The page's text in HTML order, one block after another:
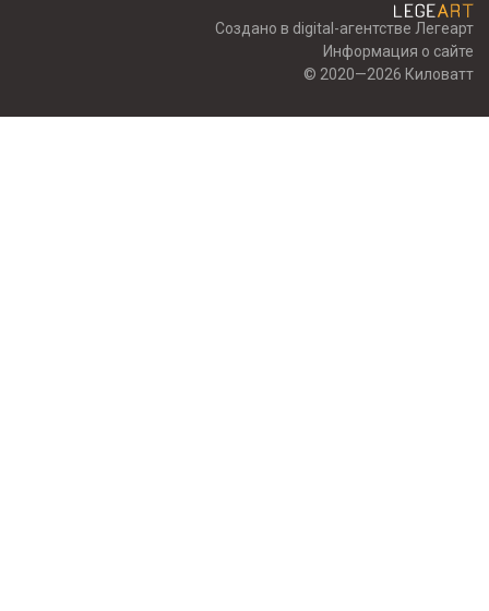
© 2020—2026 Киловатт
Создано в digital-агентстве Легеарт
Информация о сайте